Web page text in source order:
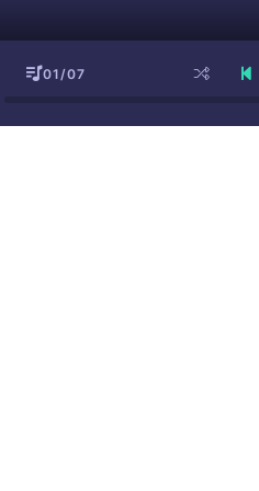
01/07